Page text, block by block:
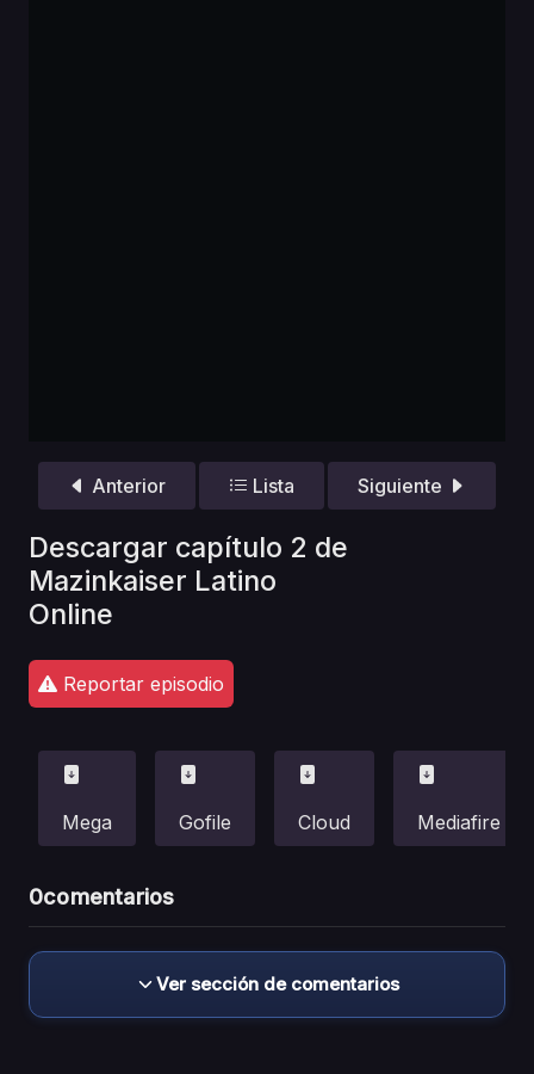
Anterior Lista Siguiente
Descargar capítulo 2 de
Mazinkaiser Latino
Online
Reportar episodio
Mega Gofile Cloud Mediafire
0comentarios
Ver sección de comentarios